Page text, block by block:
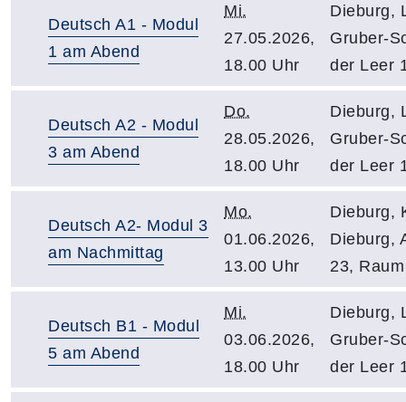
Deutsch A1 - Modul
1 am Abend
Mi.
27.05.2026,
18.00 Uhr
Dieburg,
Gruber-
der Leer
Deutsch A2 - Modul
3 am Abend
Do.
28.05.2026,
18.00 Uhr
Dieburg,
Gruber-
der Leer
Deutsch A2- Modul 3
am Nachmittag
Mo.
01.06.2026,
13.00 Uhr
Dieburg,
Dieburg,
23,
Deutsch B1 - Modul
5 am Abend
Mi.
03.06.2026,
18.00 Uhr
Dieburg,
Gruber-
der Leer